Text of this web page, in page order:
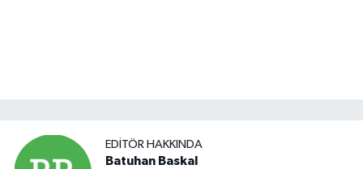
EDITÖR HAKKINDA
Batuhan Baskal